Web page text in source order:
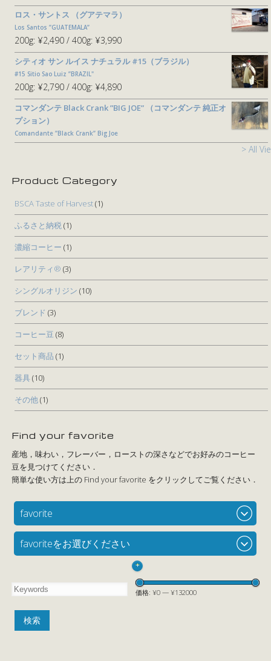
ロス・サントス （グアテマラ）
Los Santos ”GUATEMALA”
200g: ¥2,490 400g: ¥3,990
シティオ サン ルイス ナチュラル #15（ブラジル）
#15 Sitio Sao Luiz ”BRAZIL"
200g: ¥2,790 400g: ¥4,890
コマンダンテ Black Crank ”BIG JOE” （コマンダンテ 純正オ
プション）
Comandante ”Black Crank” Big Joe
> All
Product Category
BSCA Taste of Harvest(1)
ふるさと納税 (1)
濃縮コーヒー (1)
レアリティ® (3)
シングルオリジン (10)
ブレンド (3)
コーヒー豆 (8)
セット商品 (1)
器具(10)
その他(1)
Find your favorite
favorite
favoriteをお選びください
+
価格: ¥0— ¥132000